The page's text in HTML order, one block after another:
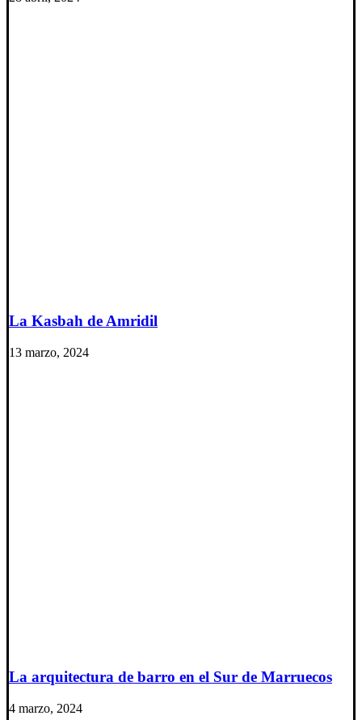
La Kasbah de Amridil
13 marzo, 2024
La arquitectura de barro en el Sur de Marruecos
4 marzo, 2024